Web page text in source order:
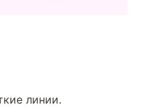
линии.